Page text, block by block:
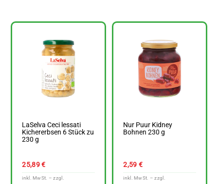
LaSelva Ceci lessati
Kichererbsen 6 Stück zu
230 g
25,89€
Nur Puur Kidney
Bohnen 230 g
2,59 €